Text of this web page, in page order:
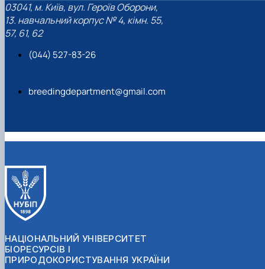
03041, м. Київ, вул. Героїв Оборони,
13. навчальний корпус № 4, кімн. 55,
57, 61, 62
(044) 527-83-26
breedingdepartment@gmail.com
НАЦІОНАЛЬНИЙ УНІВЕРСИТЕТ
БІОРЕСУРСІВ І
ПРИРОДОКОРИСТУВАННЯ УКРАЇНИ